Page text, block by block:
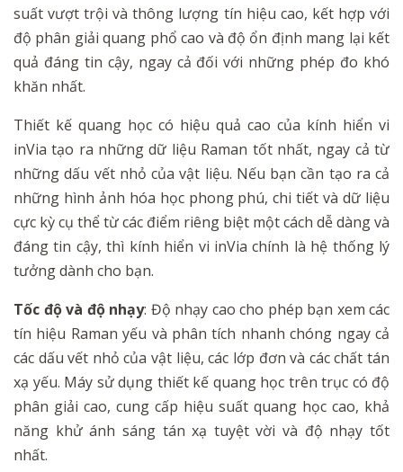
suất vượt trội và thông lượng tín hiệu cao, kết hợp với
độ phân giải quang phổ cao và độ ổn định mang lại kết
quả đáng tin cậy, ngay cả đối với những phép đo khó
khăn nhất.
Thiết kế quang học có hiệu quả cao của kính hiển vi
inVia tạo ra những dữ liệu Raman tốt nhất, ngay cả từ
những dấu vết nhỏ của vật liệu. Nếu bạn cần tạo ra cả
những hình ảnh hóa học phong phú, chi tiết và dữ liệu
cực kỳ cụ thể từ các điểm riêng biệt một cách dễ dàng và
đáng tin cậy, thì kính hiển vi inVia chính là hệ thống lý
tưởng dành cho bạn.
Tốc độ và độ nhạy: Độ nhạy cao cho phép bạn xem các
tín hiệu Raman yếu và phân tích nhanh chóng ngay cả
các dấu vết nhỏ của vật liệu, các lớp đơn và các chất tán
xạ yếu. Máy sử dụng thiết kế quang học trên trục có độ
phân giải cao, cung cấp hiệu suất quang học cao, khả
năng khử ánh sáng tán xạ tuyệt vời và độ nhạy tốt
nhất.